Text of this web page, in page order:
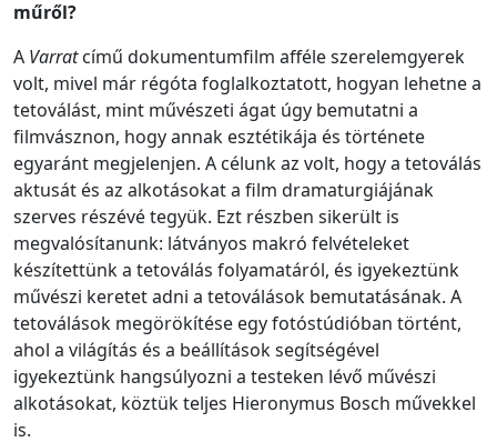
műről?
A Varratcímű dokumentumfilm afféle szerelemgyerek
volt, mivel már régóta foglalkoztatott, hogyan lehetne a
tetoválást, mint művészeti ágat úgy bemutatni a
filmvásznon, hogy annak esztétikája és története
egyaránt megjelenjen. A célunk az volt, hogy a tetoválás
aktusát és az alkotásokat a film dramaturgiájának
szerves részévé tegyük. Ezt részben sikerült is
megvalósítanunk: látványos makró felvételeket
készítettünk a tetoválás folyamatáról, és igyekeztünk
művészi keretet adni a tetoválások bemutatásának. A
tetoválások megörökítése egy fotóstúdióban történt,
ahol a világítás és a beállítások segítségével
igyekeztünk hangsúlyozni a testeken lévő művészi
alkotásokat, köztük teljes Hieronymus Bosch művekkel
is.